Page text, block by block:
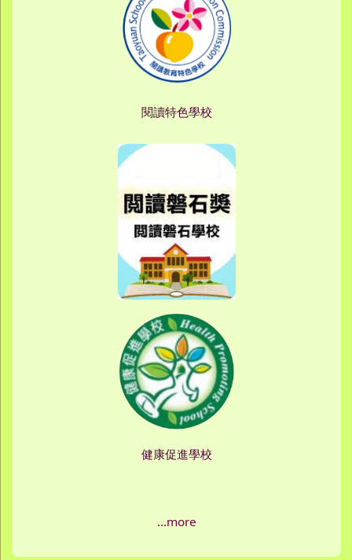
閱讀特色學校
健康促進學校
...more